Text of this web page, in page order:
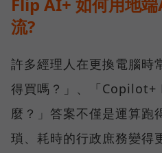
流?
許多經理人在更換電腦時
得買嗎？」、「Copilot+
麼？」答案不僅是運算跑
瑣、耗時的行政庶務變得